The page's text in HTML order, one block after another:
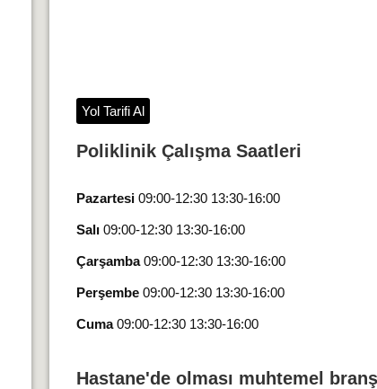
Yol Tarifi Al
Poliklinik Çalışma Saatleri
Pazartesi09:00-12:30 13:30-16:00
Salı09:00-12:30 13:30-16:00
Çarşamba09:00-12:30 13:30-16:00
Perşembe09:00-12:30 13:30-16:00
Cuma09:00-12:30 13:30-16:00
Hastane'de olması muhtemel